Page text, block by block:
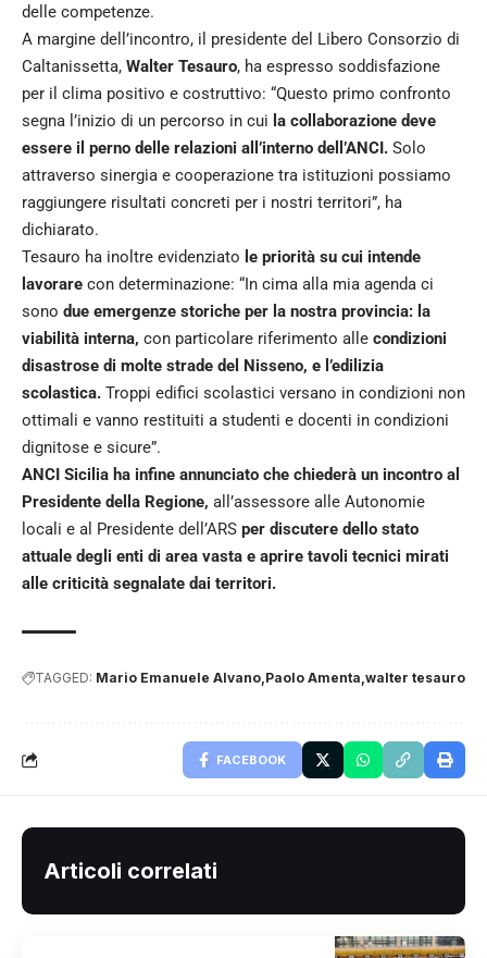
delle competenze.
A margine dell’incontro, il presidente del Libero Consorzio di
Caltanissetta, Walter Tesauro, ha espresso soddisfazione
per il clima positivo e costruttivo: “Questo primo confronto
segna l’inizio di un percorso in cui la collaborazione deve
essere il perno delle relazioni all’interno dell’ANCI. Solo
attraverso sinergia e cooperazione tra istituzioni possiamo
raggiungere risultati concreti per i nostri territori”, ha
dichiarato.
Tesauro ha inoltre evidenziato le priorità su cui intende
lavorare con determinazione: “In cima alla mia agenda ci
sono due emergenze storiche per la nostra provincia: la
viabilità interna, con particolare riferimento alle condizioni
disastrose di molte strade del Nisseno, e l’edilizia
scolastica. Troppi edifici scolastici versano in condizioni non
ottimali e vanno restituiti a studenti e docenti in condizioni
dignitose e sicure”.
ANCI Sicilia ha infine annunciato che chiederà un incontro al
Presidente della Regione, all’assessore alle Autonomie
locali e al Presidente dell’ARS per discutere dello stato
attuale degli enti di area vasta e aprire tavoli tecnici mirati
alle criticità segnalate dai territori.
TAGGED: Mario Emanuele Alvano Paolo Amenta walter tesauro
FACEBOOK
Articoli correlati